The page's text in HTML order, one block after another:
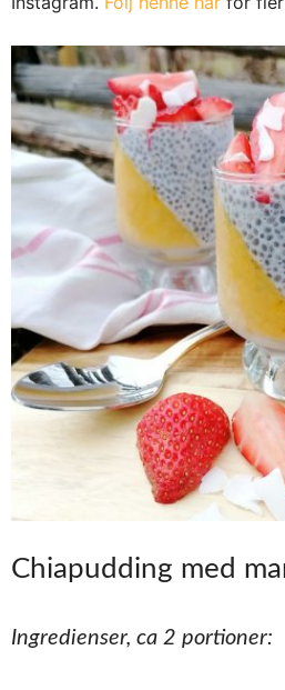
Chiapudding med
Ingredienser, ca 2 portioner: